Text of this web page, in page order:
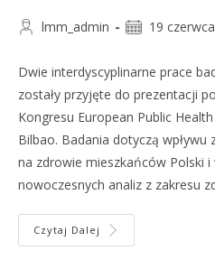
lmm_admin 19
Dwie interdyscyplinarne prace
zostały przyjęte do prezentacji
Kongresu European Public
Bilbao. Badania dotyczą wpływu
na zdrowie mieszkańców Polski
nowoczesnych analiz z zakresu
Czytaj Dalej